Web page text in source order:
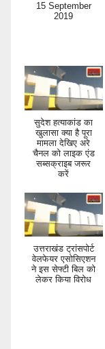
15 September
2019
सुदेश हत्याकांड का
खुलासा क्या है पूरा
मामला देखिए अरे
चैनल को लाइक एंड
सब्सक्राइब जरूर
करें
उत्तराखंड ट्रांसपोर्ट
वेलफेयर एसोसिएशन
ने इस सेफ्टी बिल को
लेकर किया विरोध